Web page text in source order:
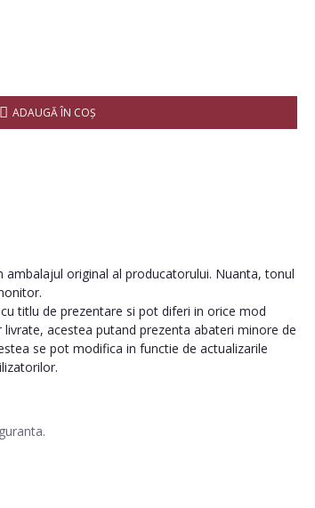
ADAUGĂ ÎN COŞ
original al producatorului. Nuanta, tonul
titlu de prezentare si pot diferi in orice mod
acestea putand prezenta abateri minore de
se pot modifica in functie de actualizarile